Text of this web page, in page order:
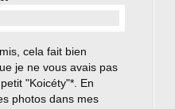
cela fait bien
je ne vous avais pas
"Koicéty"*. En
photos dans mes